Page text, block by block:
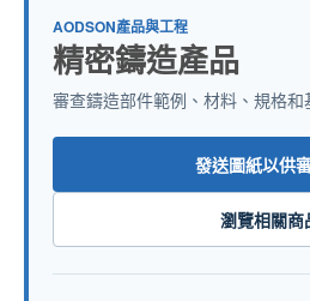
AODSON產品與工程
精密鑄造產品
審查鑄造部件範例、材料、規格
發送圖紙以供
瀏覽相關商